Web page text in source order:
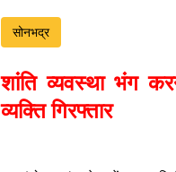
सोनभद्र
शांति व्यवस्था भंग
व्यक्ति गिरफ्तार